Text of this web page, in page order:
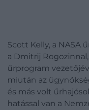
Scott Kelly, a NASA
a Dmitrij
űrprogram
miután az
és más volt
hatással van a